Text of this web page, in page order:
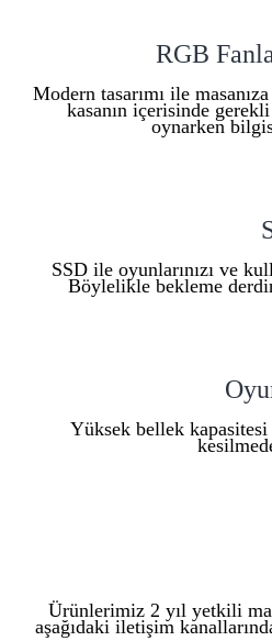
RGB
Modern tasarımı ile
kasanın içerisinde
oynarken
SSD ile oyunlarınızı ve
Böylelikle bekleme
Yüksek bellek kapasitesi
Ürünlerimiz 2 yıl yetkili
aşağıdaki iletişim